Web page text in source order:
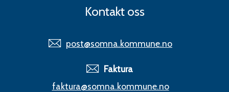
Kontakt oss
post@somna.kommune.no
Faktura
faktura@somna.kommune.no